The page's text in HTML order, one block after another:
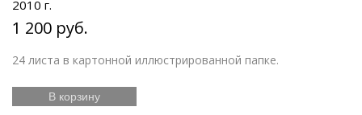
2010 г.
1 200 руб.
24 листа в картонной иллюстрированной папке.
В корзину